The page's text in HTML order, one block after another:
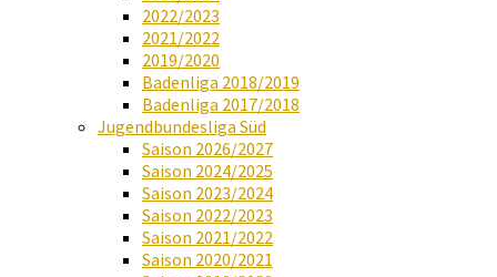
2022/2023
2021/2022
2019/2020
Badenliga 2018/2019
Badenliga 2017/2018
Jugendbundesliga Süd
Saison 2026/2027
Saison 2024/2025
Saison 2023/2024
Saison 2022/2023
Saison 2021/2022
Saison 2020/2021